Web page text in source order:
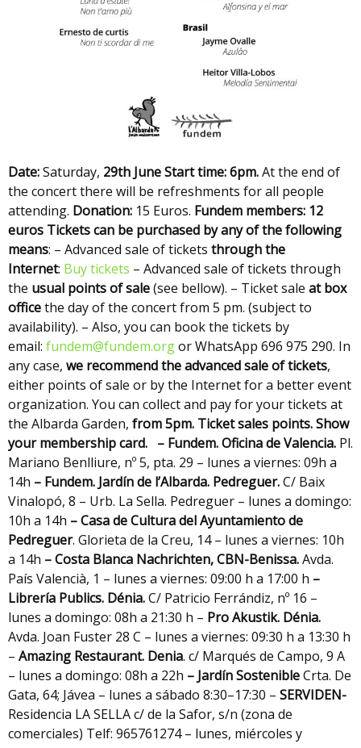
Date:Saturday, 29th JuneStart time: 6pm.At the end of
the concert there will be refreshments for all people
attending. Donation: 15 Euros. Fundem members: 12
euros Tickets can be purchased by any of the following
means: – Advanced sale of tickets through the
Internet: Buy tickets – Advanced sale of tickets through
the usual points of sale(see bellow). – Ticket sale at box
officethe day of the concert from 5 pm. (subject to
availability). – Also, you can book the tickets by
email: fundem@fundem.orgor WhatsApp 696 975 290. In
any case, we recommend the advanced sale of tickets,
either points of sale or by the Internet for a better event
organization. You can collect and pay for your tickets at
the Albarda Garden, from 5pm. Ticket sales points. Show
your membership card. – Fundem. Oficina de Valencia. Pl.
Mariano Benlliure, nº 5, pta. 29 – lunes a viernes: 09h a
14h – Fundem. Jardín de l’Albarda. Pedreguer.C/ Baix
Vinalopó, 8 – Urb. La Sella. Pedreguer – lunes a domingo:
10h a 14h – Casa de Cultura del Ayuntamiento de
Pedreguer. Glorieta de la Creu, 14 – lunes a viernes: 10h
a 14h – Costa Blanca Nachrichten,CBN-Benissa.Avda.
País Valencià, 1 – lunes a viernes: 09:00 h a 17:00 h –
Librería Publics. Dénia.C/ Patricio Ferrándiz, nº 16 –
lunes a domingo: 08h a 21:30 h – Pro Akustik. Dénia.
Avda. Joan Fuster 28 C – lunes a viernes: 09:30 h a 13:30 h
– Amazing Restaurant. Denia. c/ Marqués de Campo, 9 A
– lunes a domingo: 08h a 22h – Jardín SostenibleCrta. De
Gata, 64; Jávea – lunes a sábado 8:30–17:30 – SERVIDEN-
Residencia LA SELLA c/ de la Safor, s/n (zona de
comerciales) Telf: 965761274 – lunes, miércoles y